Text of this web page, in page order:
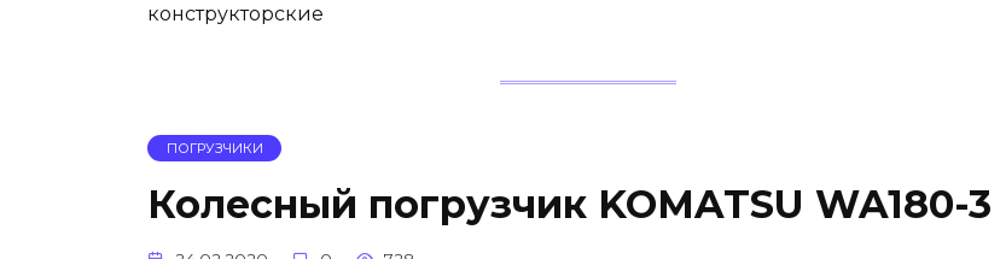
конструкторские
ПОГРУЗЧИКИ
Колесный погрузчик KOMATSU WA180-3